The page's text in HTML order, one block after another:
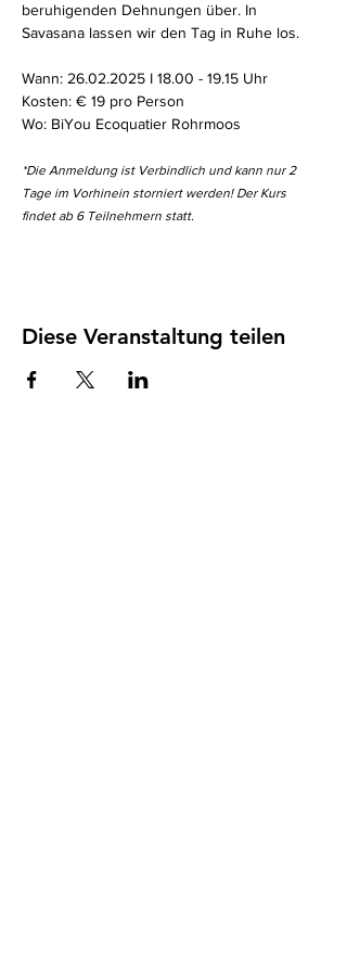
beruhigenden Dehnungen über. In
Savasana lassen wir den Tag in Ruhe los.
Wann: 26.02.2025 I 18.00 - 19.15 Uhr
Kosten: € 19 pro Person
Wo: BiYou Ecoquatier Rohrmoos
*Die Anmeldung ist Verbindlich und kann nur 2
Tage im Vorhinein storniert werden! Der Kurs
findet ab 6 Teilnehmern statt.
Diese Veranstaltung teilen